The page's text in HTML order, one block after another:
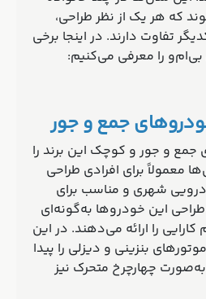
که هر یک از نظر طراحی،
تفاوت دارند. در اینجا برخی
را معرفی می‌کنیم:
جمع و جور و کوچک این برند را
برای افرادی طراحی
شهری و مناسب برای
این خودروها به‌گونه‌ای
را ارائه می‌دهند. در این
بنزینی و دیزلی را پیدا
چهارچرخ متحرک نیز